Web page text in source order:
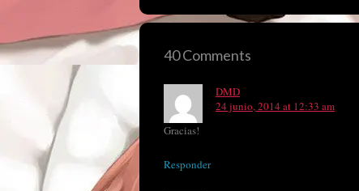
40 Comments
DMD
24 junio, 2014 at 12:33 am
Gracias!
Responder